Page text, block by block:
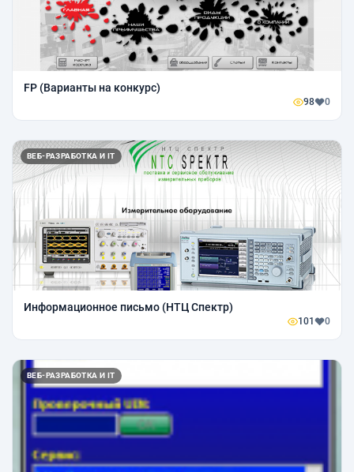
FP (Варианты на конкурс)
98 0
ВЕБ-РАЗРАБОТКА И IT
Информационное письмо (НТЦ Спектр)
101 0
ВЕБ-РАЗРАБОТКА И IT